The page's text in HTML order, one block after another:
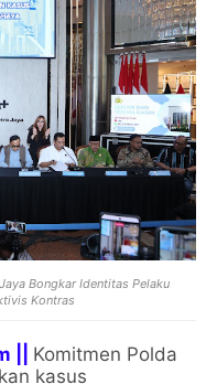
Bongkar Identitas Pelaku
Kontras
|| Komitmen Polda
kasus